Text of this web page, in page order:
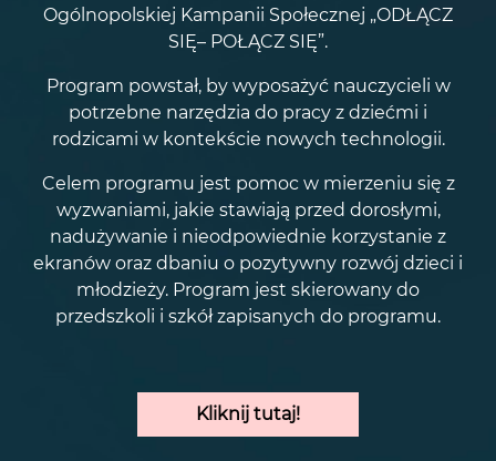
Ogólnopolskiej Kampanii Społecznej „ODŁĄCZ
SIĘ– POŁĄCZ SIĘ”.
Program powstał, by wyposażyć nauczycieli w
potrzebne narzędzia do pracy z dziećmi i
rodzicami w kontekście nowych technologii.
Celem programu jest pomoc w mierzeniu się z
wyzwaniami, jakie stawiają przed dorosłymi,
nadużywanie i nieodpowiednie korzystanie z
ekranów oraz dbaniu o pozytywny rozwój dzieci i
młodzieży. Program jest skierowany do
przedszkoli i szkół zapisanych do programu.
Kliknij tutaj!